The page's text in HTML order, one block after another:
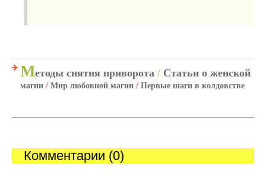
Методы снятия приворота / Статьи о женской
магии / Мир любовной магии / Первые шаги в колдовстве
Комментарии (0)